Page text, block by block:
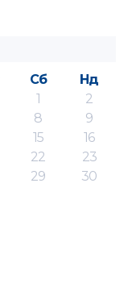
Сб
Нд
1
2
8
9
15
16
22
23
29
30